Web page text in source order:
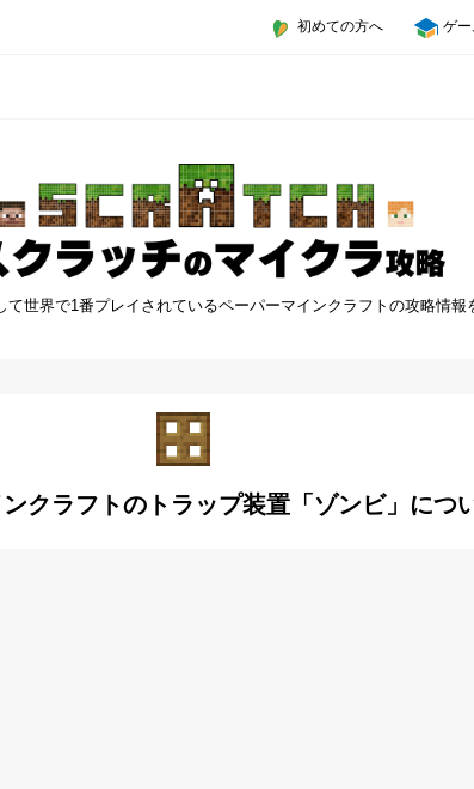
初めての方へ ゲ
て世界で1番プレイされているペーパーマインクラフトの攻略情報
クラフトのトラップ装置「ゾンビ」につ